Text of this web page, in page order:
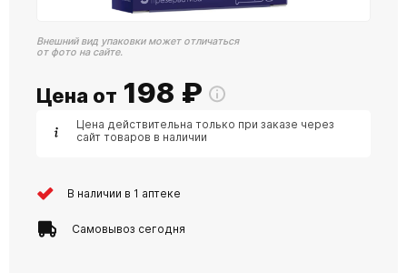
Внешний вид упаковки может отличаться
от фото на сайте.
Цена от 198 ₽
Цена действительна только при заказе через
сайт товаров в наличии
В наличии в 1 аптеке
Самовывоз сегодня